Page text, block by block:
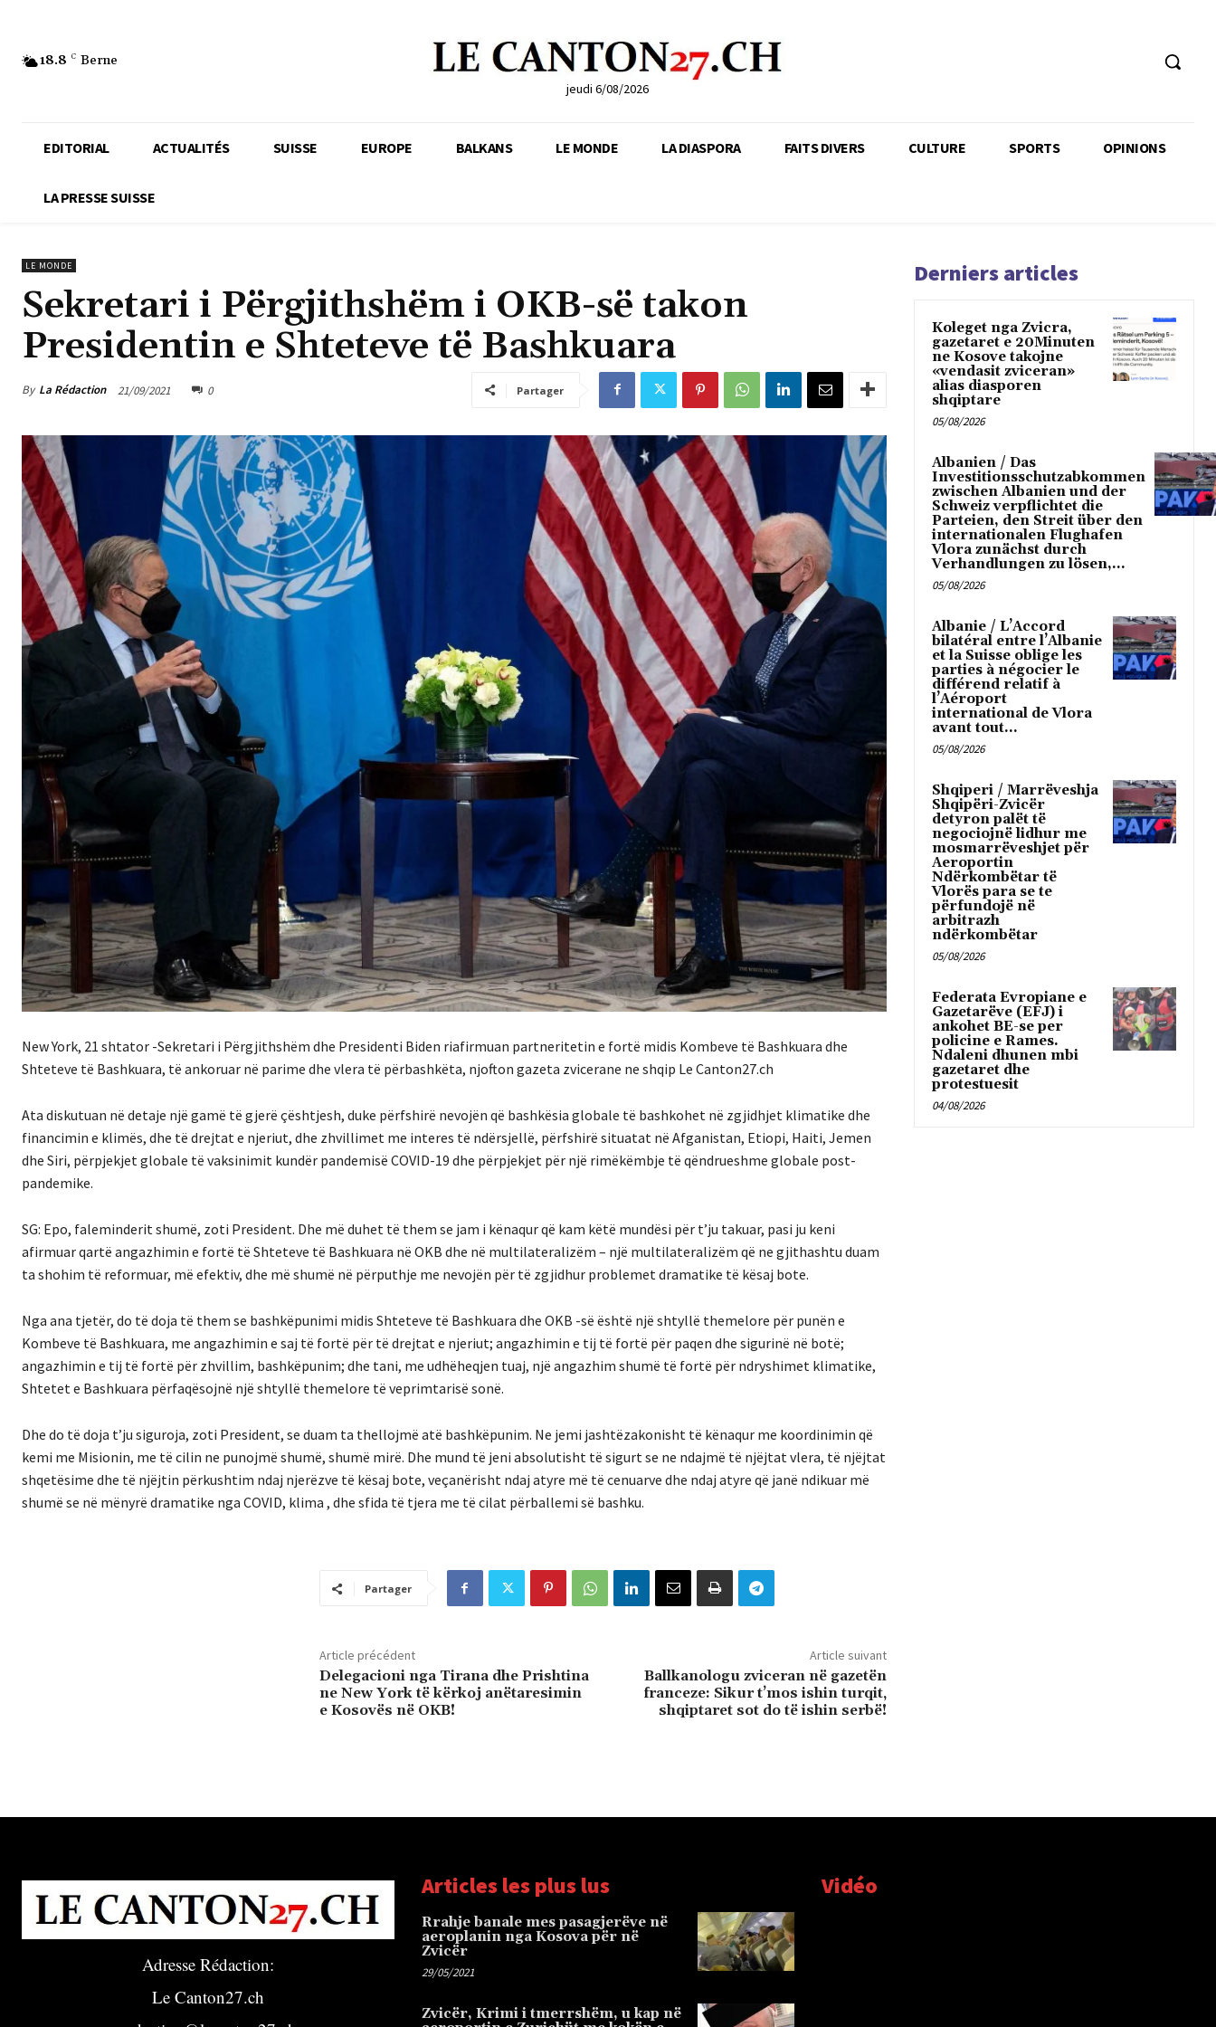
18.8 C Berne
jeudi 6/08/2026
EDITORIAL ACTUALITÉS SUISSE EUROPE BALKANS LE MONDE LA DIASPORA FAITS DIVERS CULTURE SPORTS OPINIONS
LA PRESSE SUISSE
LE MONDE
Sekretari i Përgjithshëm i OKB-së takon
Presidentin e Shteteve të Bashkuara
By La Rédaction 21/09/2021 0 Partager
New York, 21 shtator -Sekretari i Përgjithshëm dhe Presidenti Biden riafirmuan partneritetin e fortë midis Kombeve të Bashkuara dhe
Shteteve të Bashkuara, të ankoruar në parime dhe vlera të përbashkëta, njofton gazeta zvicerane ne shqip Le Canton27.ch
Ata diskutuan në detaje një gamë të gjerë çështjesh, duke përfshirë nevojën që bashkësia globale të bashkohet në zgjidhjet klimatike dhe
financimin e klimës, dhe të drejtat e njeriut, dhe zhvillimet me interes të ndërsjellë, përfshirë situatat në Afganistan, Etiopi, Haiti, Jemen
dhe Siri, përpjekjet globale të vaksinimit kundër pandemisë COVID-19 dhe përpjekjet për një rimëkëmbje të qëndrueshme globale post-
pandemike.
SG: Epo, faleminderit shumë, zoti President. Dhe më duhet të them se jam i kënaqur që kam këtë mundësi për t’ju takuar, pasi ju keni
afirmuar qartë angazhimin e fortë të Shteteve të Bashkuara në OKB dhe në multilateralizëm – një multilateralizëm që ne gjithashtu duam
ta shohim të reformuar, më efektiv, dhe më shumë në përputhje me nevojën për të zgjidhur problemet dramatike të kësaj bote.
Nga ana tjetër, do të doja të them se bashkëpunimi midis Shteteve të Bashkuara dhe OKB -së është një shtyllë themelore për punën e
Kombeve të Bashkuara, me angazhimin e saj të fortë për të drejtat e njeriut; angazhimin e tij të fortë për paqen dhe sigurinë në botë;
angazhimin e tij të fortë për zhvillim, bashkëpunim; dhe tani, me udhëheqjen tuaj, një angazhim shumë të fortë për ndryshimet klimatike,
Shtetet e Bashkuara përfaqësojnë një shtyllë themelore të veprimtarisë sonë.
Dhe do të doja t’ju siguroja, zoti President, se duam ta thellojmë atë bashkëpunim. Ne jemi jashtëzakonisht të kënaqur me koordinimin që
kemi me Misionin, me të cilin ne punojmë shumë, shumë mirë. Dhe mund të jeni absolutisht të sigurt se ne ndajmë të njëjtat vlera, të njëjtat
shqetësime dhe të njëjtin përkushtim ndaj njerëzve të kësaj bote, veçanërisht ndaj atyre më të cenuarve dhe ndaj atyre që janë ndikuar më
shumë se në mënyrë dramatike nga COVID, klima , dhe sfida të tjera me të cilat përballemi së bashku.
Partager
Article précédent
Delegacioni nga Tirana dhe Prishtina
ne New York të kërkoj anëtaresimin
e Kosovës në OKB!
Article suivant
Ballkanologu zviceran në gazetën
franceze: Sikur t’mos ishin turqit,
shqiptaret sot do të ishin serbë!
Derniers articles
Koleget nga Zvicra,
gazetaret e 20Minuten
ne Kosove takojne
«vendasit zviceran»
alias diasporen
shqiptare
05/08/2026
Albanien / Das
Investitionsschutzabkommen
zwischen Albanien und der
Schweiz verpflichtet die
Parteien, den Streit über den
internationalen Flughafen
Vlora zunächst durch
Verhandlungen zu lösen,...
05/08/2026
Albanie / L’Accord
bilatéral entre l’Albanie
et la Suisse oblige les
parties à négocier le
différend relatif à
l’Aéroport
international de Vlora
avant tout...
05/08/2026
Shqiperi / Marrëveshja
Shqipëri-Zvicër
detyron palët të
negociojnë lidhur me
mosmarrëveshjet për
Aeroportin
Ndërkombëtar të
Vlorës para se te
përfundojë në
arbitrazh
ndërkombëtar
05/08/2026
Federata Evropiane e
Gazetarëve (EFJ) i
ankohet BE-se per
policine e Rames.
Ndaleni dhunen mbi
gazetaret dhe
protestuesit
04/08/2026
Adresse Rédaction:
Le Canton27.ch
Articles les plus lus
Rrahje banale mes pasagjerëve në
aeroplanin nga Kosova për në
Zvicër
29/05/2021
Zvicër, Krimi i tmerrshëm, u kap në
Vidéo